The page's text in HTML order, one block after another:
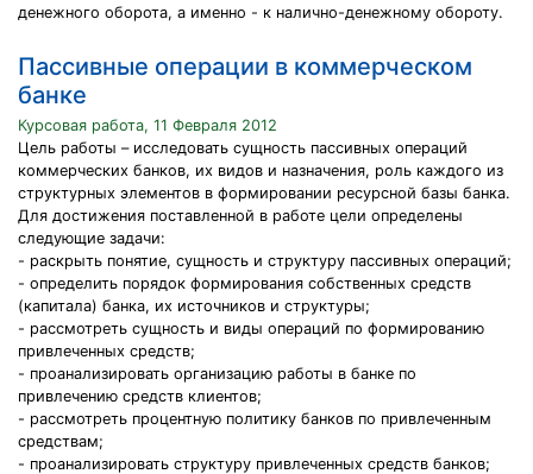
денежного оборота, а именно - к налично-денежному обороту.
Пассивные операции в коммерческом
банке
Курсовая работа, 11 Февраля 2012
Цель работы – исследовать сущность пассивных операций
коммерческих банков, их видов и назначения, роль каждого из
структурных элементов в формировании ресурсной базы банка.
Для достижения поставленной в работе цели определены
следующие задачи:
- раскрыть понятие, сущность и структуру пассивных операций;
- определить порядок формирования собственных средств
(капитала) банка, их источников и структуры;
- рассмотреть сущность и виды операций по формированию
привлеченных средств;
- проанализировать организацию работы в банке по
привлечению средств клиентов;
- рассмотреть процентную политику банков по привлеченным
средствам;
- проанализировать структуру привлеченных средств банков;